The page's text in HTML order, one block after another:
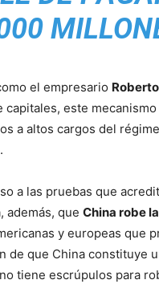
el empresario
capitales, este
a altos cargos del
a las pruebas que
además, que China robe
y europeas que
de que China constituye
tiene escrúpulos para